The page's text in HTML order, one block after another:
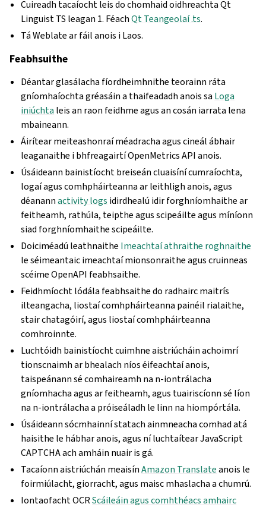
Cuireadh tacaíocht leis do chomhaid oidhreachta Qt
Linguist TS leagan 1. FéachQt Teangeolaí .ts.
Tá Weblate ar fáil anois i Laos.
Feabhsuithe
Déantar glasálacha fíordheimhnithe teorainn ráta
gníomhaíochta gréasáin a thaifeadadh anois sa Loga
iniúchta leis an raon feidhme agus an cosán iarrata lena
mbaineann.
Áirítear meiteashonraí méadracha agus cineál ábhair
leaganaithe i bhfreagairtí OpenMetrics API anois.
Úsáideann bainistíocht breiseán cluaisíní cumraíochta,
logaí agus comhpháirteanna ar leithligh anois, agus
déanannactivity logs idirdhealú idir forghníomhaithe ar
feitheamh, rathúla, teipthe agus scipeáilte agus míníonn
siad forghníomhaithe scipeáilte.
Doiciméadú leathnaithe Imeachtaí athraithe roghnaithe
le séimeantaic imeachtaí mionsonraithe agus cruinneas
scéime OpenAPI feabhsaithe.
Feidhmíocht lódála feabhsaithe do radhairc maitrís
ilteangacha, liostaí comhpháirteanna painéil rialaithe,
stair chatagóirí, agus liostaí comhpháirteanna
comhroinnte.
Luchtóidh bainistíocht cuimhne aistriúcháin achoimrí
tionscnaimh ar bhealach níos éifeachtaí anois,
taispeánann sé comhaireamh na n-iontrálacha
gníomhacha agus ar feitheamh, agus tuairiscíonn sé líon
na n-iontrálacha a próiseáladh le linn na hiompórtála.
Úsáideann sócmhainní statach ainmneacha comhad atá
haisithe le hábhar anois, agus ní luchtaítear JavaScript
CAPTCHA ach amháin nuair is gá.
Tacaíonn aistriúchán meaisínAmazon Translateanois le
foirmiúlacht, giorracht, agus maisc mhaslacha a chumrú.
Iontaofacht OCRScáileáin agus comhthéacs amhairc